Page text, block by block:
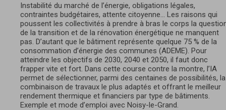
Instabilité du marché de l’énergie, obligations légales,
contraintes budgétaires, attente citoyenne… Les raisons qui
poussent les collectivités à prendre à bras le corps la
de la transition et de la rénovation énergétique ne manquent
pas. D’autant que le bâtiment représente quelque 75 % de la
consommation d’énergie des communes (ADEME). Pour
atteindre les objectifs de 2030, 2040 et 2050, il faut donc
frapper vite et fort. Dans cette course contre la montre, l’IA
permet de sélectionner, parmi des centaines de possibilités, la
combinaison de travaux le plus adaptés et offrant le meilleur
rendement thermique et financiers par type de bâtiments.
Exemple et mode d’emploi avec Noisy-le-Grand.